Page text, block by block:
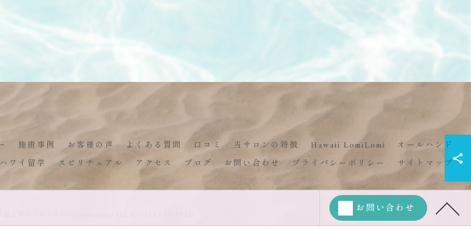
お問い合わせ
施術事例 お客様の声 よくある質問 口コミ 当サロンの特徴 Hawaii LomiLomi
オールハンド
ハワイ留学 スピリチュアル アクセス ブログ お問い合わせ プライバシーポリシー サイトマップ